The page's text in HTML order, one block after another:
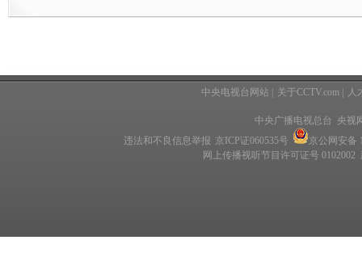
中央电视台网站 关于CCTV.com 人
中央广播电视总台 央视
违法和不良信息举报 京ICP证060535号
京公网安备
网上传播视听节目许可证号 0102002